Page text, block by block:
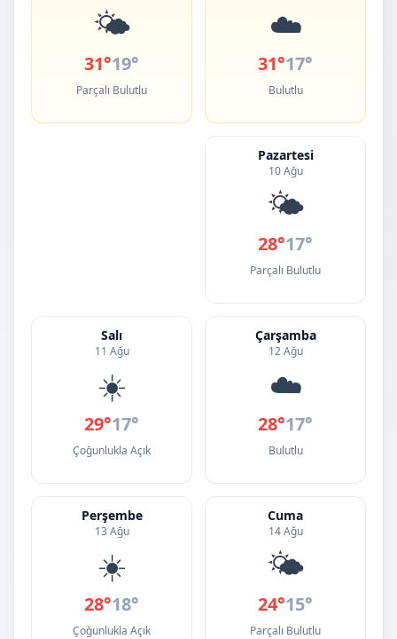
🌤️
31°19°
Parçalı Bulutlu
☁️
31°17°
Bulutlu
Pazartesi
10 Ağu
🌤️
28°17°
Parçalı Bulutlu
Salı
11 Ağu
☀️
29°17°
Çoğunlukla Açık
Çarşamba
12 Ağu
☁️
28°17°
Bulutlu
Perşembe
13 Ağu
☀️
28°18°
Çoğunlukla Açık
Cuma
14 Ağu
🌤️
24°15°
Parçalı Bulutlu